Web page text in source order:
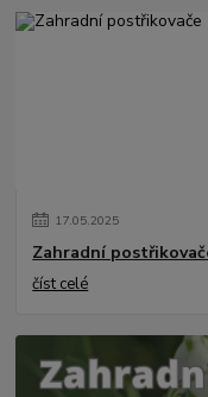
17.05.2025
Zahradní
číst celé